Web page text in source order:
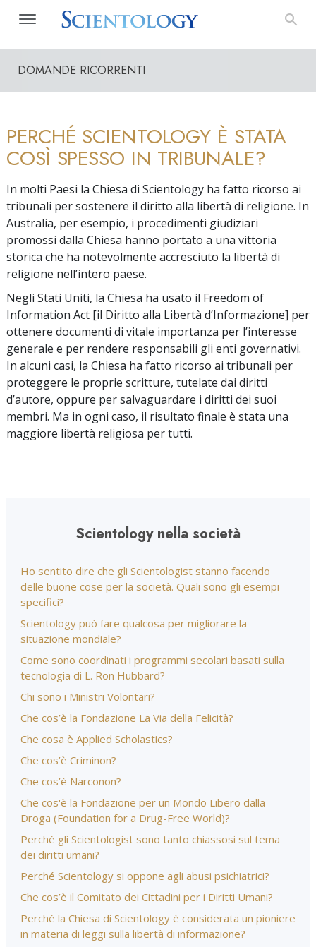
DOMANDE RICORRENTI
PERCHÉ SCIENTOLOGY È STATA
COSÌ SPESSO IN TRIBUNALE?
In molti Paesi la Chiesa di Scientology ha fatto ricorso ai
tribunali per sostenere il diritto alla libertà di religione. In
Australia, per esempio, i procedimenti giudiziari
promossi dalla Chiesa hanno portato a una vittoria
storica che ha notevolmente accresciuto la libertà di
religione nell’intero paese.
Negli Stati Uniti, la Chiesa ha usato il Freedom of
Information Act [il Diritto alla Libertà d’Informazione] per
ottenere documenti di vitale importanza per l’interesse
generale e per rendere responsabili gli enti governativi.
In alcuni casi, la Chiesa ha fatto ricorso ai tribunali per
proteggere le proprie scritture, tutelate dai diritti
d’autore, oppure per salvaguardare i diritti dei suoi
membri. Ma in ogni caso, il risultato finale è stata una
maggiore libertà religiosa per tutti.
Scientology nella società
Ho sentito dire che gli Scientologist stanno facendo
delle buone cose per la società. Quali sono gli esempi
specifici?
Scientology può fare qualcosa per migliorare la
situazione mondiale?
Come sono coordinati i programmi secolari basati sulla
tecnologia di L. Ron Hubbard?
Chi sono i Ministri Volontari?
Che cos’è la Fondazione La Via della Felicità?
Che cosa è Applied Scholastics?
Che cos’è Criminon?
Che cos’è Narconon?
Che cos'è la Fondazione per un Mondo Libero dalla
Droga (Foundation for a Drug-Free World)?
Perché gli Scientologist sono tanto chiassosi sul tema
dei diritti umani?
Perché Scientology si oppone agli abusi psichiatrici?
Che cos’è il Comitato dei Cittadini per i Diritti Umani?
Perché la Chiesa di Scientology è considerata un pioniere
in materia di leggi sulla libertà di informazione?